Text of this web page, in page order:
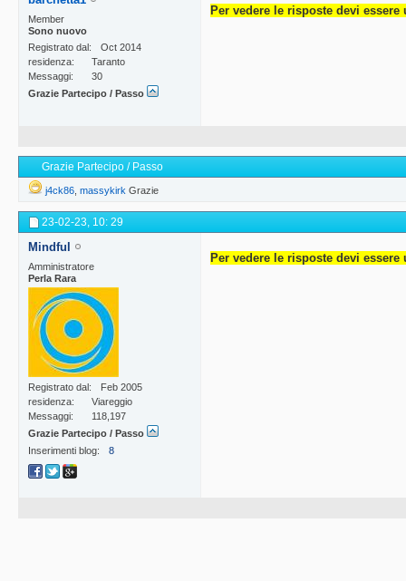
Member
Sono nuovo
Registrato dal
Oct 2014
residenza
Taranto
Messaggi
30
Grazie Partecipo / Passo
Per vedere le risposte devi
Grazie Partecipo / Passo
j4ck86 massykirk Grazie
23-02-23, 10: 29
Mindful
Amministratore
Perla Rara
Registrato dal
Feb 2005
residenza
Viareggio
Messaggi
118,197
Grazie Partecipo / Passo
Inserimenti blog
8
Per vedere le risposte devi